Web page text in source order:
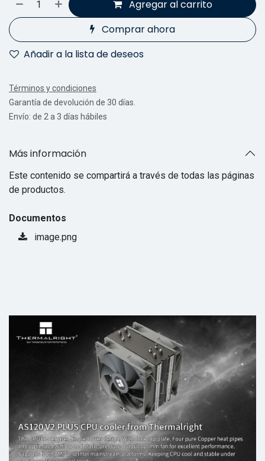
Agregar al carrito
Comprar ahora
Añadir a la lista de deseos
Términos y condiciones
Garantía de devolución de 30 días.
Envío: de 2 a 3 días hábiles
Más información
Este contenido se compartirá a través de todas las páginas
de productos.
Documentos
image.png